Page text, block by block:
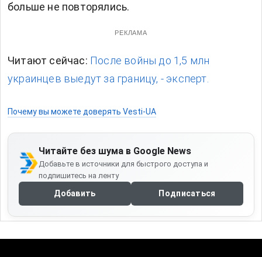
больше не повторялись.
РЕКЛАМА
Читают сейчас: После войны до 1,5 млн
украинцев выедут за границу, - эксперт.
Почему вы можете доверять Vesti-UA
Читайте без шума в Google News
Добавьте в источники для быстрого доступа и
подпишитесь на ленту
Добавить Подписаться